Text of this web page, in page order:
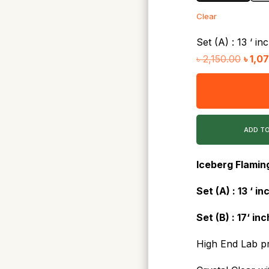
Clear
Set (A) : 13 ‘
৳2,150.00
price
৳
৳
ADD
Iceberg
Set (A) : 13 ‘
Set (B) : 17‘
High End Lab